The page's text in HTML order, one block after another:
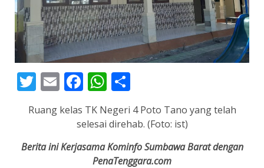
Twitter
EmailFacebook
WhatsApp
Ruang kelas TK Negeri 4 Poto Tano yang telah
selesai direhab. (Foto: ist)
Berita ini Kerjasama Kominfo Sumbawa Barat dengan
PenaTenggara.com